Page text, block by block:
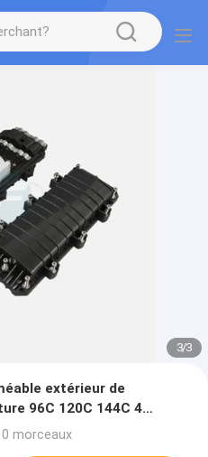
3/3
extérieur de
96C 120C 144C 4
morceaux